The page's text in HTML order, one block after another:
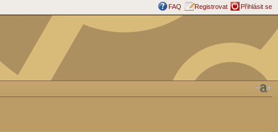
FAQ Registrovat Přihlásit se